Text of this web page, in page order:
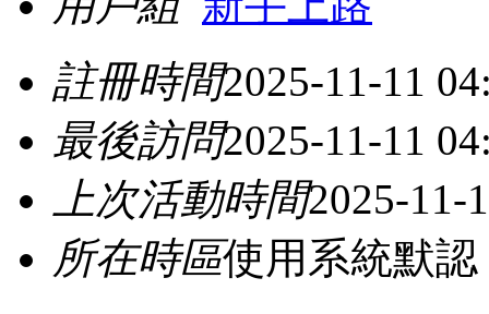
註冊時間2025-11-11
最後訪問2025-11-11
上次活動時間2025-11-
所在時區使用系統默認